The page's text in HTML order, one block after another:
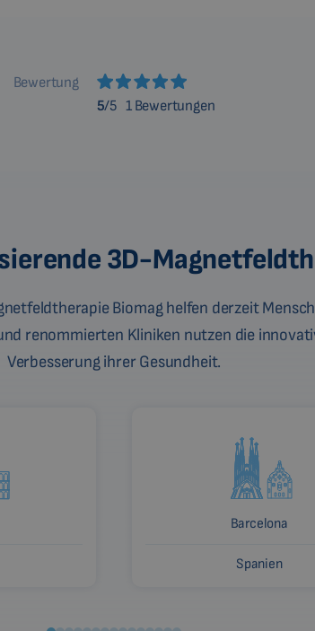
Bewertung
5/5 1 Bewertungen
3D-
Biomag helfen derzeit
renommierten Kliniken nutzen die
Verbesserung ihrer Gesundheit.
Barcelona
Spanien